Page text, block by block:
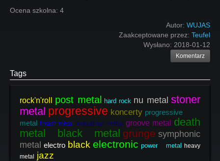
Ocena szkolna: 4
Autor: WUJAS
Zaakceptowane przez: Teufel
Wysłano: 2018-01-12
Komentarz
Tags
rock'n'roll post metal hard rock nu metal stoner
metal progressive koncerty progressive
metal thrash metal industrial metal groove metal
death
metal black metal grunge symphonic
metal electro black electronic power metal
heavy
metal
jazz